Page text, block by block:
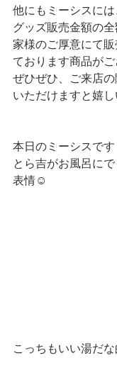
他にもミーシスには
グッズ販売金額の
家様のご厚意にて
ております商品がご
ぜひぜひ、ご来店
いただけますと嬉し
本日のミーシスです
とら吉がお風呂に
表情☺
こっちもいい湯だな